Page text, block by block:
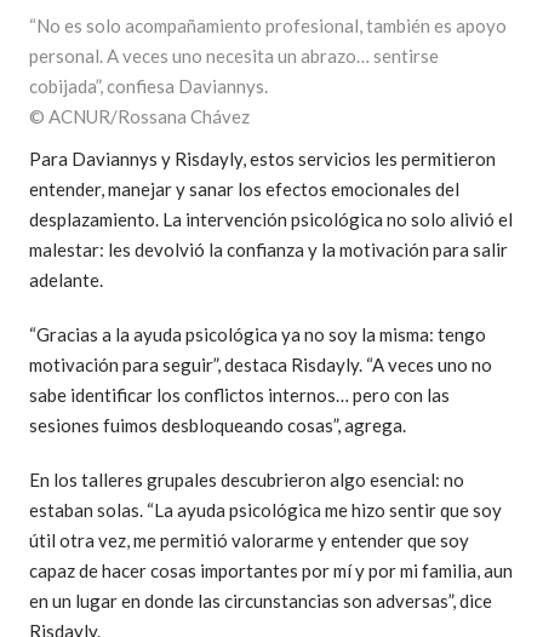
“No es solo acompañamiento profesional, también es apoyo
personal. A veces uno necesita un abrazo… sentirse
cobijada”, confiesa Daviannys.
© ACNUR/Rossana Chávez
Para Daviannys y Risdayly, estos servicios les permitieron
entender, manejar y sanar los efectos emocionales del
desplazamiento. La intervención psicológica no solo alivió el
malestar: les devolvió la confianza y la motivación para salir
adelante.
“Gracias a la ayuda psicológica ya no soy la misma: tengo
motivación para seguir”, destaca Risdayly. “A veces uno no
sabe identificar los conflictos internos… pero con las
sesiones fuimos desbloqueando cosas”, agrega.
En los talleres grupales descubrieron algo esencial: no
estaban solas. “La ayuda psicológica me hizo sentir que soy
útil otra vez, me permitió valorarme y entender que soy
capaz de hacer cosas importantes por mí y por mi familia, aun
en un lugar en donde las circunstancias son adversas”, dice
Risdayly.